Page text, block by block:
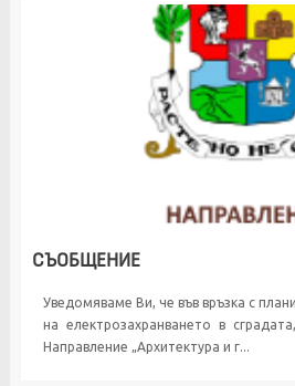
СЪОБЩЕНИЕ
Уведомяваме Ви, че във връзка с
на електрозахранването в
Направление „Архитектура и г...